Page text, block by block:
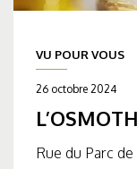
VU POUR VOUS
26 octobre 2024
Rue du Parc